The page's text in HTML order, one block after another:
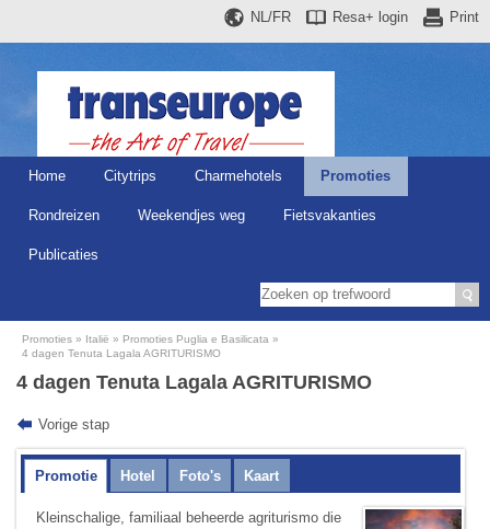
Print
Resa+ login
NL/FR
Home Citytrips Charmehotels Promoties
Rondreizen Weekendjes weg Fietsvakanties
Publicaties
Promoties Italië
Promoties Puglia e Basilicata
4 dagen Tenuta Lagala AGRITURISMO
4 dagen Tenuta Lagala AGRITURISMO
Vorige stap
Promotie Hotel Foto's Kaart
Kleinschalige, familiaal beheerde agriturismo die